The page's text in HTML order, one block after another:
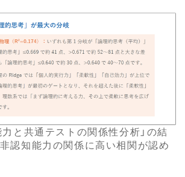
と共通テストの関係性分析」の結
非認知能力の関係に高い相関が認め